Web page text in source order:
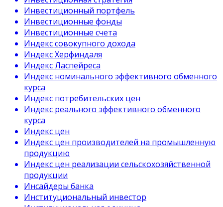
Инвестиционный портфель
Инвестиционные фонды
Инвестиционные счета
Индекс совокупного дохода
Индекс Херфиндаля
Индекс Ласпейреса
Индекс номинального эффективного обменного
курса
Индекс потребительских цен
Индекс реального эффективного обменного
курса
Индекс цен
Индекс цен производителей на промышленную
продукцию
Индекс цен реализации сельскохозяйственной
продукции
Инсайдеры банка
Институциональный инвестор